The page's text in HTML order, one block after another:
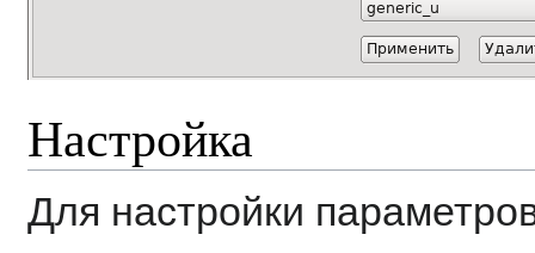
Настройка
Для настройки